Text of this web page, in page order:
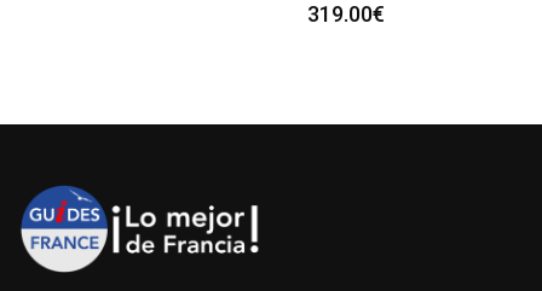
319.00€